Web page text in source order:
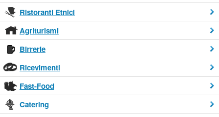
Ristoranti Etnici
Agriturismi
Birrerie
Ricevimenti
Fast-Food
Catering